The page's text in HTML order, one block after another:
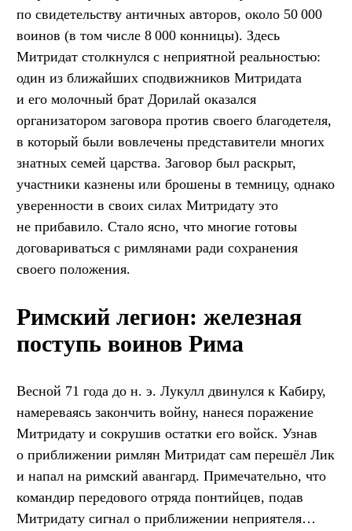
по свидетельству античных авторов, около 50 000
воинов (в том числе 8 000 конницы). Здесь
Митридат столкнулся с неприятной реальностью:
один из ближайших сподвижников Митридата
и его молочный брат Дорилай оказался
организатором заговора против своего благодетеля,
в который были вовлечены представители многих
знатных семей царства. Заговор был раскрыт,
участники казнены или брошены в темницу, однако
уверенности в своих силах Митридату это
не прибавило. Стало ясно, что многие готовы
договариваться с римлянами ради сохранения
своего положения.
Римский легион: железная
поступь воинов Рима
Весной 71 года до н. э. Лукулл двинулся к Кабиру,
намереваясь закончить войну, нанеся поражение
Митридату и сокрушив остатки его войск. Узнав
о приближении римлян Митридат сам перешёл Лик
и напал на римский авангард. Примечательно, что
командир передового отряда понтийцев, подав
Митридату сигнал о приближении неприятеля…